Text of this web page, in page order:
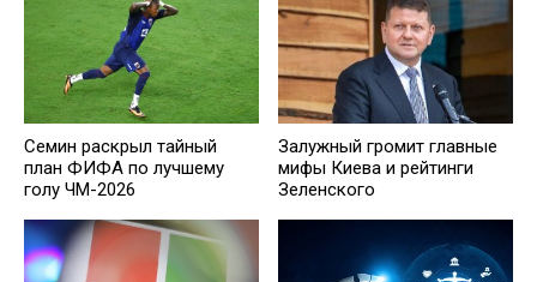
Семин раскрыл тайный
план ФИФА по лучшему
голу ЧМ-2026
Залужный громит главные
мифы Киева и рейтинги
Зеленского